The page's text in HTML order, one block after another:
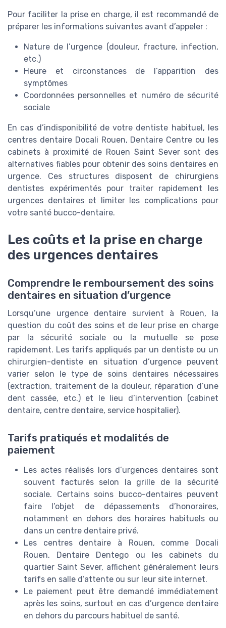
Pour faciliter la prise en charge, il est recommandé de
préparer les informations suivantes avant d’appeler :
Nature de l’urgence (douleur, fracture, infection,
etc.)
Heure et circonstances de l’apparition des
symptômes
Coordonnées personnelles et numéro de sécurité
sociale
En cas d’indisponibilité de votre dentiste habituel, les
centres dentaire Docali Rouen, Dentaire Centre ou les
cabinets à proximité de Rouen Saint Sever sont des
alternatives fiables pour obtenir des soins dentaires en
urgence. Ces structures disposent de chirurgiens
dentistes expérimentés pour traiter rapidement les
urgences dentaires et limiter les complications pour
votre santé bucco-dentaire.
Les coûts et la prise en charge
des urgences dentaires
Comprendre le remboursement des soins
dentaires en situation d’urgence
Lorsqu’une urgence dentaire survient à Rouen, la
question du coût des soins et de leur prise en charge
par la sécurité sociale ou la mutuelle se pose
rapidement. Les tarifs appliqués par un dentiste ou un
chirurgien-dentiste en situation d’urgence peuvent
varier selon le type de soins dentaires nécessaires
(extraction, traitement de la douleur, réparation d’une
dent cassée, etc.) et le lieu d’intervention (cabinet
dentaire, centre dentaire, service hospitalier).
Tarifs pratiqués et modalités de
paiement
Les actes réalisés lors d’urgences dentaires sont
souvent facturés selon la grille de la sécurité
sociale. Certains soins bucco-dentaires peuvent
faire l’objet de dépassements d’honoraires,
notamment en dehors des horaires habituels ou
dans un centre dentaire privé.
Les centres dentaire à Rouen, comme Docali
Rouen, Dentaire Dentego ou les cabinets du
quartier Saint Sever, affichent généralement leurs
tarifs en salle d’attente ou sur leur site internet.
Le paiement peut être demandé immédiatement
après les soins, surtout en cas d’urgence dentaire
en dehors du parcours habituel de santé.